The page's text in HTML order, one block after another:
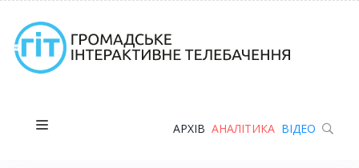
АРХІВ АНАЛІТИКА ВІДЕО